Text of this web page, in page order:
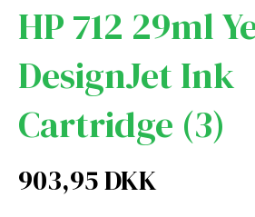
HP 712 29ml
DesignJet Ink
Cartridge (3)
903,95 DKK